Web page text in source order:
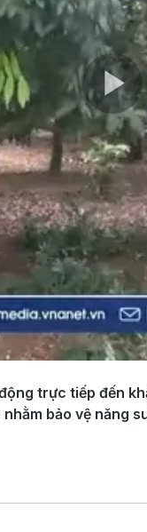
trực tiếp đến
bảo vệ năng